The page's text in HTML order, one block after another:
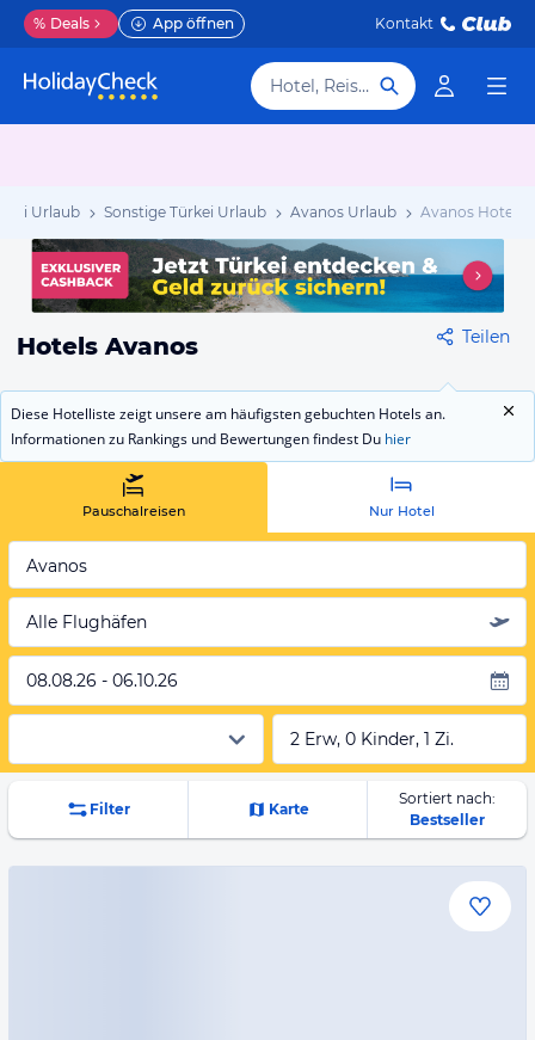
% Deals App öffnen Kontakt
Hotel, Reiseziel
Urlaub Sonstige Türkei Urlaub Avanos Urlaub Avanos Hotels
Hotels Avanos Teilen
Diese Hotelliste zeigt unsere am häufigsten gebuchten Hotels an.
Informationen zu Rankings und Bewertungen findest Du hier
Pauschalreisen Nur Hotel
Avanos
Alle Flughäfen
08.08.26 - 06.10.26
2 Erw, 0 Kinder, 1 Zi.
Filter Karte
Sortiert nach:
Bestseller